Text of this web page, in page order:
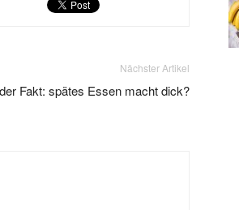
Nächster Artikel
Fakt: spätes Essen macht dick?